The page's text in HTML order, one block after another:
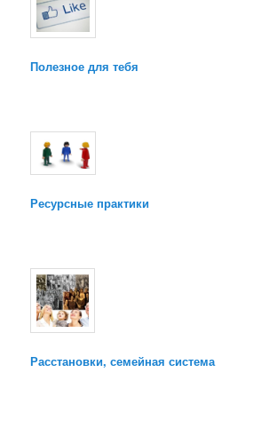
Полезное для тебя
Ресурсные практики
Расстановки, семейная система